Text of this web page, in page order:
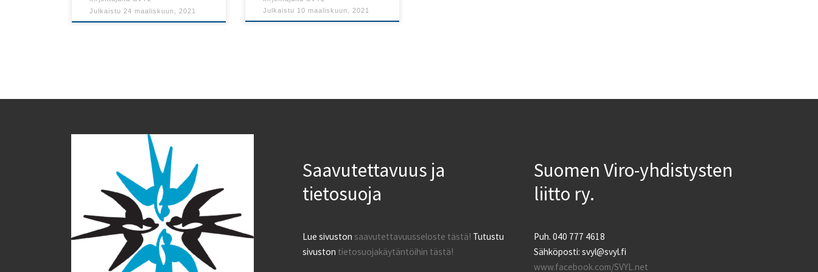
Julkaistu 24 maaliskuun, 2021
Julkaistu 10 maaliskuun, 2021
Saavutettavuus ja
tietosuoja
Lue sivuston saavutettavuusseloste tästä! Tutustu
sivuston tietosuojakäytäntöihin tästä!
Suomen Viro-yhdistysten
liitto ry.
Puh. 040 777 4618
Sähköposti: svyl@svyl.fi
www.facebook.com/SVYL.net